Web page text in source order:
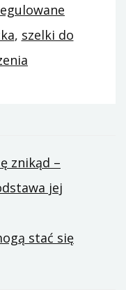
, szelki do
znikąd –
jej
stać się